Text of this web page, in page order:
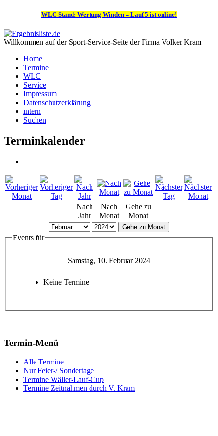
WLC-Stand: Wertung Winden = Lauf 5 ist online!
Willkommen auf der Sport-Service-Seite der Firma Volker Kram
Home
Termine
WLC
Service
Impressum
Datenschutzerklärung
intern
Suchen
Terminkalender
Nach
Jahr
Nach
Monat
Gehe zu
Monat
Gehe zu Monat
Events für
Samstag, 10. Februar 2024
Keine Termine
Termin-Menü
Alle Termine
Nur Feier-/ Sondertage
Termine Wäller-Lauf-Cup
Termine Zeitnahmen durch V. Kram